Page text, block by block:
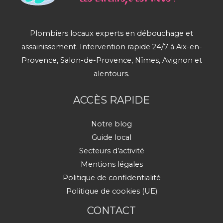
Plombiers locaux experts en débouchage et
assainissement. Intervention rapide 24/7 à Aix-en-
Provence, Salon-de-Provence, Nîmes, Avignon et
alentours.
ACCÈS RAPIDE
Notre blog
Guide local
Secteurs d’activité
Mentions légales
Politique de confidentialité
Politique de cookies (UE)
CONTACT